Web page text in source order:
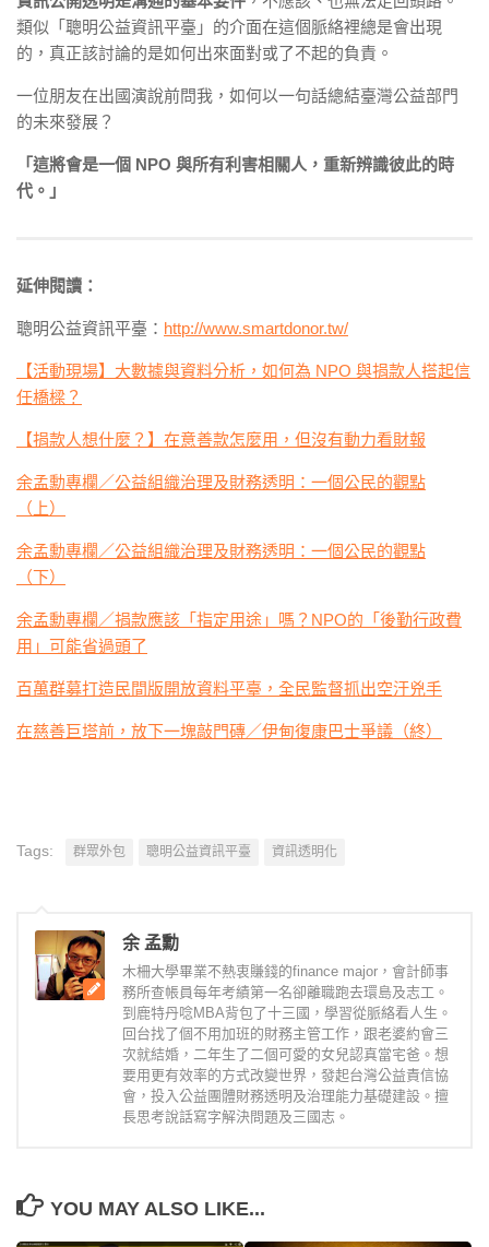
類似「聰明公益資訊平臺」的介面在這個脈絡裡總是會出現
的，真正該討論的是如何出來面對或了不起的負責。
一位朋友在出國演說前問我，如何以一句話總結臺灣公益部門
的未來發展？
「這將會是一個 NPO 與所有利害相關人，重新辨識彼此的時
代。」
延伸閱讀：
聰明公益資訊平臺： http://www.smartdonor.tw/
【活動現場】大數據與資料分析，如何為 NPO 與捐款人搭起信
任橋樑？
【捐款人想什麼？】在意善款怎麼用，但沒有動力看財報
余孟勳專欄／公益組織治理及財務透明：一個公民的觀點
（上）
余孟勳專欄／公益組織治理及財務透明：一個公民的觀點
（下）
余孟勳專欄／捐款應該「指定用途」嗎？NPO的「後勤行政費
用」可能省過頭了
百萬群募打造民間版開放資料平臺，全民監督抓出空汙兇手
在慈善巨塔前，放下一塊敲門磚／伊甸復康巴士爭議（終）
Tags: 群眾外包 聰明公益資訊平臺 資訊透明化
余 孟勳
木柵大學畢業不熱衷賺錢的finance major，會計師事
務所查帳員每年考績第一名卻離職跑去環島及志工。
到鹿特丹唸MBA背包了十三國，學習從脈絡看人生。
回台找了個不用加班的財務主管工作，跟老婆約會三
次就結婚，二年生了二個可愛的女兒認真當宅爸。想
要用更有效率的方式改變世界，發起台灣公益責信協
會，投入公益團體財務透明及治理能力基礎建設。擅
長思考說話寫字解決問題及三國志。
YOU MAY ALSO LIKE...